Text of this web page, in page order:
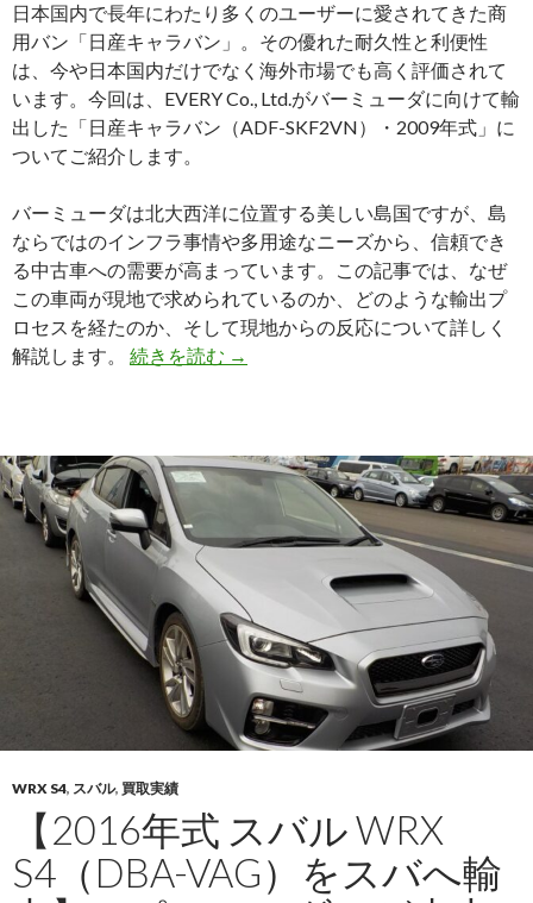
ク
が
ア
フ
リ
場
で
評
価
さ
由
日本国内で長年にわたり多くのユーザーに愛されてきた商
用バン「日産キャラバン」。その優れた耐久性と利便性
は、今や日本国内だけでなく海外市場でも高く評価されて
います。今回は、EVERY Co., Ltd.がバーミューダに向けて輸
出した「日産キャラバン（ADF-SKF2VN）・2009年式」に
ついてご紹介します。
バーミューダは北大西洋に位置する美しい島国ですが、島
ならではのインフラ事情や多用途なニーズから、信頼でき
る中古車への需要が高まっています。この記事では、なぜ
この車両が現地で求められているのか、どのような輸出プ
ロセスを経たのか、そして現地からの反応について詳しく
解説します。 続きを読む 【2009
産
ラ
ン
（ADF-
SKF2VN）
バ
ー
ー
ダ
→
WRX S4, スバル, 買取実績
【2016年式 スバル WRX
S4（DBA-VAG）をスバへ輸